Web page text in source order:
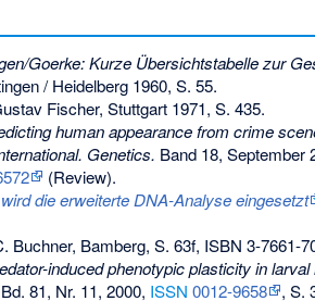
Goerke: Kurze Übersichtstabelle zur
/ Heidelberg 1960, S. 55.
Fischer, Stuttgart 1971, S. 435.
human appearance from crime
Genetics. Band 18, September
(Review).
die erweiterte DNA-Analyse eingesetzt
Buchner, Bamberg, S. 63f, ISBN 3-7661-
induced phenotypic plasticity in
Bd. 81, Nr. 11, 2000, ISSN 0012-9658
, S.